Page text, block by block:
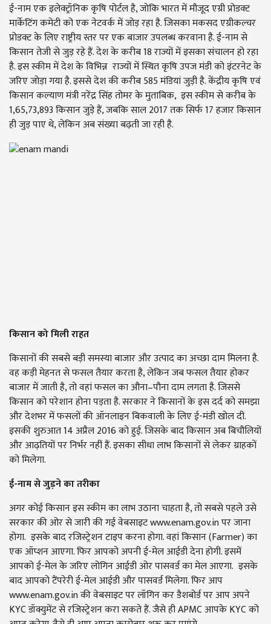
ई-नाम एक इलेक्ट्रॉनिक कृषि पोर्टल है, जोकि भारत में मौजूद एग्री प्रोडक्ट
मार्केटिंग कमेटी को एक नेटवर्क में जोड़ रहा है. जिसका मकसद एग्रीकल्चर
प्रोडक्ट के लिए राष्ट्रीय स्तर पर एक बाजार उपलब्ध करवाना है. ई-नाम से
किसान तेजी से जुड़ रहे हैं. देश के करीब 18 राज्यों में इसका संचालन हो रहा
है. इस स्कीम में देश के विभिन्न राज्यों में स्थित कृषि उपज मंडी को इंटरनेट के
जरिए जोड़ा गया है. इससे देश की करीब 585 मंडियां जुड़ी है. केंद्रीय कृषि एवं
किसान कल्याण मंत्री नरेंद्र सिंह तोमर के मुताबिक, इस स्कीम से करीब के
1,65,73,893 किसान जुड़े हैं, जबकि साल 2017 तक सिर्फ 17 हजार किसान
ही जुड़ पाए थे, लेकिन अब संख्या बढ़ती जा रही है.
किसान को मिली राहत
किसानों की सबसे बड़ी समस्या बाजार और उत्पाद का अच्छा दाम मिलना है.
वह कड़ी मेहनत से फसल तैयार करता है, लेकिन जब फसल तैयार होकर
बाजार में जाती है, तो वहां फसल का औना–पौना दाम लगता है. जिससे
किसान को परेशान होना पड़ता है. सरकार ने किसानों के इस दर्द को समझा
और देशभर में फसलों की ऑनलाइन बिकवाली के लिए ई-मंडी खोल दी.
इसकी शुरुआत 14 अप्रैल 2016 को हुई. जिसके बाद किसान अब बिचौलियों
और आढ़तियों पर निर्भर नहीं हैं. इसका सीधा लाभ किसानों से लेकर ग्राहकों
को मिलेगा.
ई-नाम से जुड़ने का तरीका
अगर कोई किसान इस स्कीम का लाभ उठाना चाहता है, तो सबसे पहले उसे
सरकार की ओर से जारी की गई वेबसाइट www.enam.gov.in पर जाना
होगा. इसके बाद रजिस्ट्रेशन टाइप करना होगा. वहां किसान (Farmer) का
एक ऑप्शन आएगा. फिर आपको अपनी ई-मेल आईडी देना होगी. इसमें
आपको ई-मेल के जरिए लोगिन आईडी ओर पासवर्ड का मेल आएगा. इसके
बाद आपको टैंपरेरी ई-मेल आईडी और पासवर्ड मिलेगा. फिर आप
www.enam.gov.in की वेबसाइट पर लॉगिन कर डैशबोर्ड पर आप अपने
KYC डॉक्युमेंट से रजिस्ट्रेशन करा सकते हैं. जैसे ही APMC आपके KYC को